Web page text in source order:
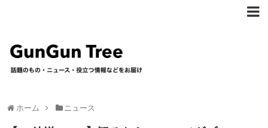
ホーム ニュース